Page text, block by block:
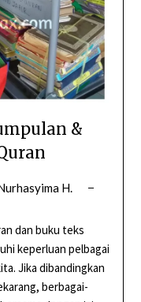
&
H.
dan buku teks
keperluan pelbagai
Jika dibandingkan
berbagai-